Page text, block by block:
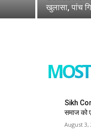
खुलासा, पांच
Sikh
समाज को
August 3,